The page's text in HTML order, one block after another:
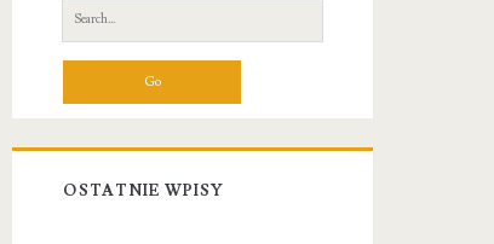
Sidebar
Search
for:
OSTATNIE WPISY